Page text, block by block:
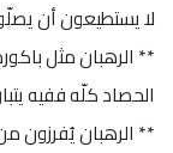
لا يستطيعون أن
** الرهبان مثل
الحصاد كلّه ففيه
** الرهبان يُفرزون